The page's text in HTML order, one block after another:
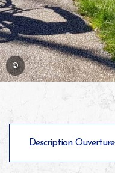
©
Description Ouverture